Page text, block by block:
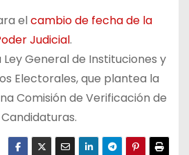
elcambio de fecha de la
Judicial.
Ley General de Instituciones y
Electorales, que plantea la
Comisión de Verificación de